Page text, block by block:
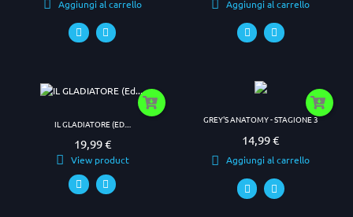
Aggiungi al carrello Aggiungi al carrello
IL GLADIATORE (ED....
Prezzo
19,99 €
View product
GREY'S ANATOMY - STAGIONE 3
Prezzo
14,99 €
Aggiungi al carrello